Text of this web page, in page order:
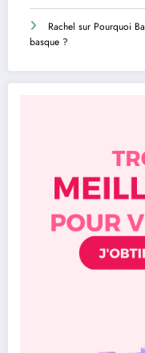
Rachel sur Pourquoi
basque ?